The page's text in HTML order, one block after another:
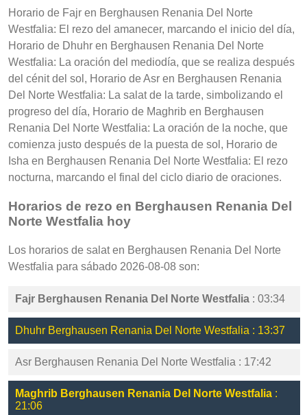
Horario de Fajr en Berghausen Renania Del Norte
Westfalia: El rezo del amanecer, marcando el inicio del día,
Horario de Dhuhr en Berghausen Renania Del Norte
Westfalia: La oración del mediodía, que se realiza después
del cénit del sol, Horario de Asr en Berghausen Renania
Del Norte Westfalia: La salat de la tarde, simbolizando el
progreso del día, Horario de Maghrib en Berghausen
Renania Del Norte Westfalia: La oración de la noche, que
comienza justo después de la puesta de sol, Horario de
Isha en Berghausen Renania Del Norte Westfalia: El rezo
nocturna, marcando el final del ciclo diario de oraciones.
Horarios de rezo en Berghausen Renania Del
Norte Westfalia hoy
Los horarios de salat en Berghausen Renania Del Norte
Westfalia para sábado 2026-08-08 son:
Fajr Berghausen Renania Del Norte Westfalia : 03:34
Dhuhr Berghausen Renania Del Norte Westfalia : 13:37
Asr Berghausen Renania Del Norte Westfalia : 17:42
Maghrib Berghausen Renania Del Norte Westfalia :
21:06